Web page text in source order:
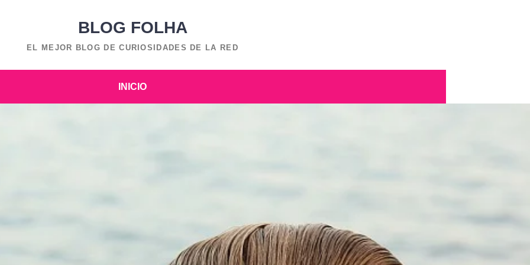
BLOG FOLHA
EL MEJOR BLOG DE CURIOSIDADES DE LA RED
INICIO